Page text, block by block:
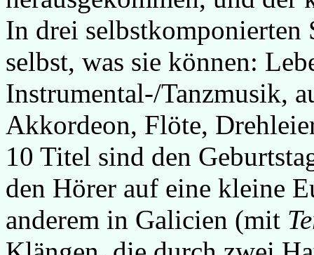
In drei selbstkomponierten
selbst, was sie können:
Instrumental-/Tanzmusik,
Akkordeon, Flöte,
10 Titel sind den
den Hörer auf eine kleine
anderem in Galicien (mit